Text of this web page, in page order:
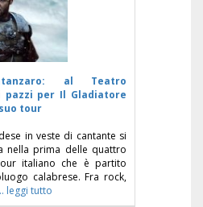
al Teatro
per Il Gladiatore
tour
in veste di cantante si
nella prima delle quattro
italiano che è partito
calabrese. Fra rock,
leggi tutto